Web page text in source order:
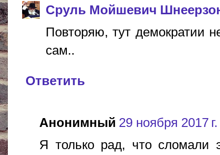
Сруль Мойшевич
Повторяю, тут демократии
сам..
Ответить
Анонимный 29 ноября 2017
Я только рад, что сломали